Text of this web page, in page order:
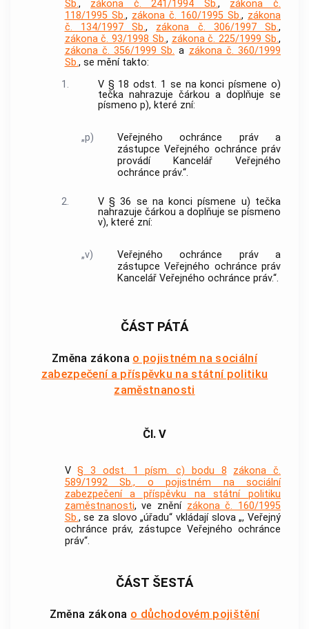
Sb., zákona č. 241/1994 Sb., zákona č.
118/1995 Sb., zákona č. 160/1995 Sb., zákona
č. 134/1997 Sb., zákona č. 306/1997 Sb.,
zákona č. 93/1998 Sb., zákona č. 225/1999 Sb.,
zákona č. 356/1999 Sb. a zákona č. 360/1999
Sb., se mění takto:
1.
V § 18 odst. 1 se na konci písmene o)
tečka nahrazuje čárkou a doplňuje se
písmeno p), které zní:
„p)
Veřejného ochránce práv a
zástupce Veřejného ochránce práv
provádí Kancelář Veřejného
ochránce práv.“.
2.
V § 36 se na konci písmene u) tečka
nahrazuje čárkou a doplňuje se písmeno
v), které zní:
„v)
Veřejného ochránce práv a
zástupce Veřejného ochránce práv
Kancelář Veřejného ochránce práv.“.
ČÁST PÁTÁ
Změna zákona o pojistném na sociální
zabezpečení a příspěvku na státní politiku
zaměstnanosti
Čl. V
V§ 3 odst. 1 písm. c) bodu 8
zákona č.
589/1992 Sb., o pojistném na sociální
zabezpečení a příspěvku na státní politiku
zaměstnanosti, ve znění zákona č. 160/1995
Sb., se za slovo „úřadu“ vkládají slova „, Veřejný
ochránce práv, zástupce Veřejného ochránce
práv“.
ČÁST ŠESTÁ
Změna zákona o důchodovém pojištění